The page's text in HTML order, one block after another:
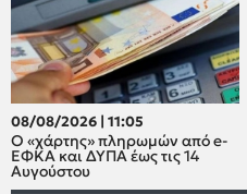
08/08/2026 | 11:05
Ο «χάρτης» πληρωμών από e-
ΕΦΚΑ και ΔΥΠΑ έως τις 14
Αυγούστου